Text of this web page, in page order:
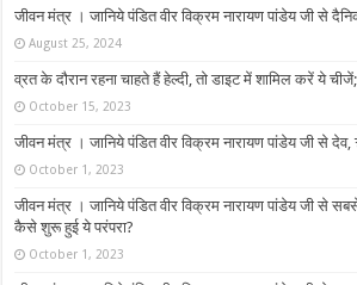
जीवन मंत्र । जानिये पंडित वीर विक्रम नारायण पांडेय जी से
August 25, 2024
व्रत के दौरान रहना चाहते हैं हेल्दी, तो डाइट में शामिल करें ये
October 15, 2023
जीवन मंत्र । जानिये पंडित वीर विक्रम नारायण पांडेय जी से देव,
October 1, 2023
जीवन मंत्र । जानिये पंडित वीर विक्रम नारायण पांडेय जी से
कैसे शुरू हुई ये परंपरा?
October 1, 2023